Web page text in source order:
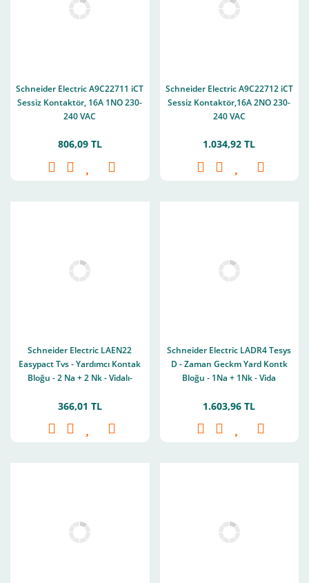
Schneider Electric A9C22711 iCT
Sessiz Kontaktör, 16A 1NO 230-
240 VAC
806,09 TL
Schneider Electric A9C22712 iCT
Sessiz Kontaktör,16A 2NO 230-
240 VAC
1.034,92 TL
Schneider Electric LAEN22
Easypact Tvs - Yardımcı Kontak
Bloğu - 2 Na + 2 Nk - Vidalı-
366,01 TL
Schneider Electric LADR4 Tesys
D - Zaman Geckm Yard Kontk
Bloğu - 1Na + 1Nk - Vida
1.603,96 TL